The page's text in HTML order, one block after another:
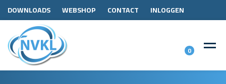
DOWNLOADS WEBSHOP CONTACT INLOGGEN
0